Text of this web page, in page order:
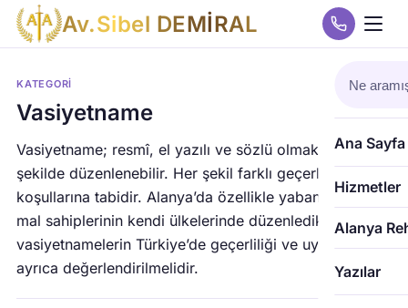
Av.Sibel DEMİRAL
Ana Sayfa
Hizmetler
Alanya
Yazılar
KATEGORI
Vasiyetname
Vasiyetname; resmî, el yazılı ve sözlü olmak üzere üç
şekilde düzenlenebilir. Her şekil farklı geçerlilik
koşullarına tabidir. Alanya’da özellikle yabancı uyruklu
mal sahiplerinin kendi ülkelerinde düzenledikleri
vasiyetnamelerin Türkiye’de geçerliliği ve uygulanması
ayrıca değerlendirilmelidir.